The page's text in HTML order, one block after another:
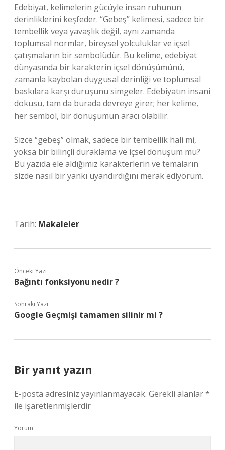
Edebiyat, kelimelerin gücüyle insan ruhunun
derinliklerini keşfeder. “Gebeş” kelimesi, sadece bir
tembellik veya yavaşlık değil, aynı zamanda
toplumsal normlar, bireysel yolculuklar ve içsel
çatışmaların bir sembolüdür. Bu kelime, edebiyat
dünyasında bir karakterin içsel dönüşümünü,
zamanla kaybolan duygusal derinliği ve toplumsal
baskılara karşı duruşunu simgeler. Edebiyatın insani
dokusu, tam da burada devreye girer; her kelime,
her sembol, bir dönüşümün aracı olabilir.
Sizce “gebeş” olmak, sadece bir tembellik hali mi,
yoksa bir bilinçli duraklama ve içsel dönüşüm mü?
Bu yazıda ele aldığımız karakterlerin ve temaların
sizde nasıl bir yankı uyandırdığını merak ediyorum.
Tarih: Makaleler
Önceki Yazı
Bağıntı fonksiyonu nedir ?
Sonraki Yazı
Google Geçmişi tamamen silinir mi ?
Bir yanıt yazın
E-posta adresiniz yayınlanmayacak. Gerekli alanlar*
ile işaretlenmişlerdir
Yorum